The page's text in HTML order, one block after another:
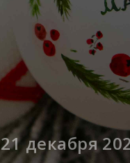
21 декабря